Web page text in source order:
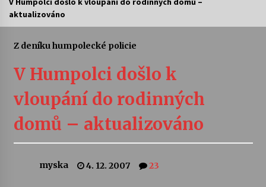
4. 8. 2026
Vernisáž výstavy Josefíny Duškové: Stávám se
30. 7. 2026
Veselí muzikanti
30. 7. 2026
aktualizováno
Z deníku humpolecké policie
V Humpolci došlo k
vloupání do rodinných
domů – aktualizováno
myska 4. 12. 2007 23